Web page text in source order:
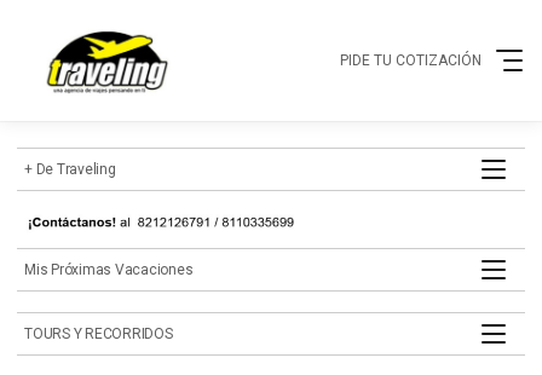
PIDE TU COTIZACIÓN
+ de Traveling
mis próximas vacaciones
TOURS Y RECORRIDOS